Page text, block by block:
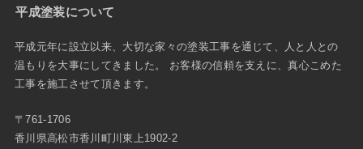
平成塗装について
平成元年に設立以来、大切な家々の塗装工事を通じて、人と人との
温もりを大事にしてきました。 お客様の信頼を支えに、真心こめた
工事を施工させて頂きます。
〒761-1706
香川県高松市香川町川東上1902-2